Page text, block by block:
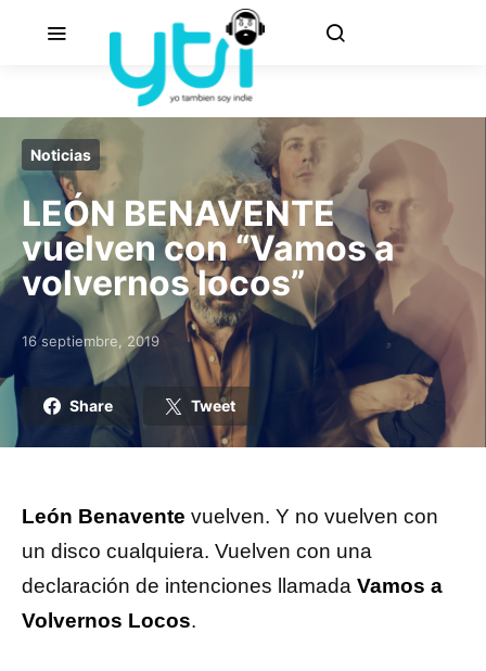
Noticias
LEÓN BENAVENTE
vuelven con “Vamos a
volvernos locos”
Posted on
16 septiembre, 2019
Share Tweet
León Benavente vuelven. Y no vuelven con
un disco cualquiera. Vuelven con una
declaración de intenciones llamada Vamos a
Volvernos Locos.